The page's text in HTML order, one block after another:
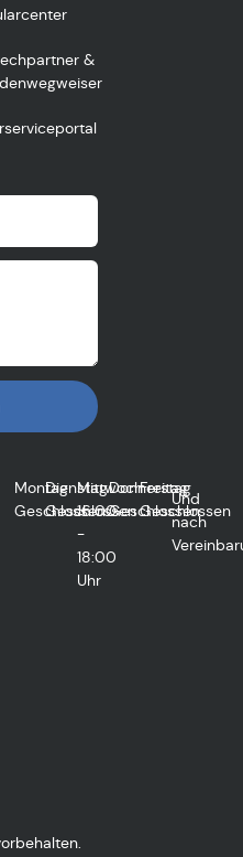
&
Montag
Geschlossen
Dienstag
Geschlossen
Mittwoch
16:00
-
18:00
Uhr
Donnerstag
Geschlossen
Freitag
Geschlossen
Und
nach